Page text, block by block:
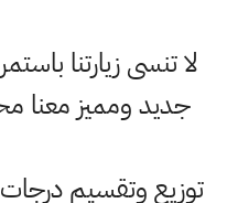
لا تنسى زيارتنا
جديد ومميز معنا
توزيع وتقسيم